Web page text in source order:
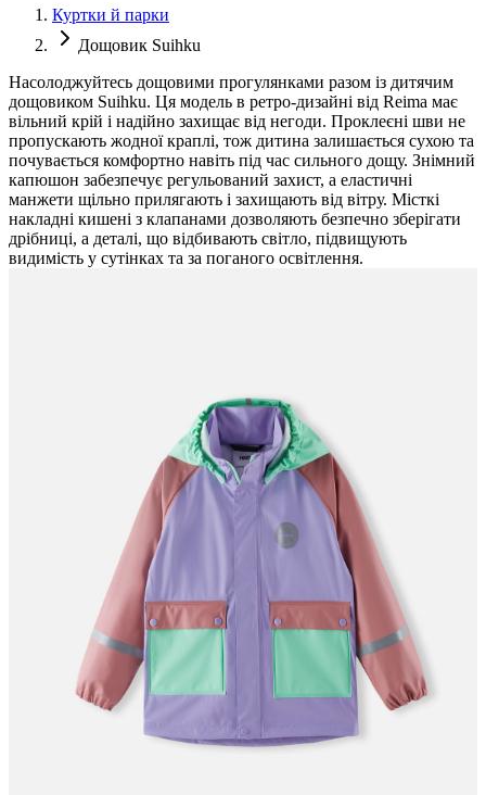
Куртки й парки
Дощовик Suihku
Насолоджуйтесь дощовими прогулянками разом із дитячим
дощовиком Suihku. Ця модель в ретро-дизайні від Reima має
вільний крій і надійно захищає від негоди. Проклеєні шви не
пропускають жодної краплі, тож дитина залишається сухою та
почувається комфортно навіть під час сильного дощу. Знімний
капюшон забезпечує регульований захист, а еластичні
манжети щільно прилягають і захищають від вітру. Місткі
накладні кишені з клапанами дозволяють безпечно зберігати
дрібниці, а деталі, що відбивають світло, підвищують
видимість у сутінках та за поганого освітлення.